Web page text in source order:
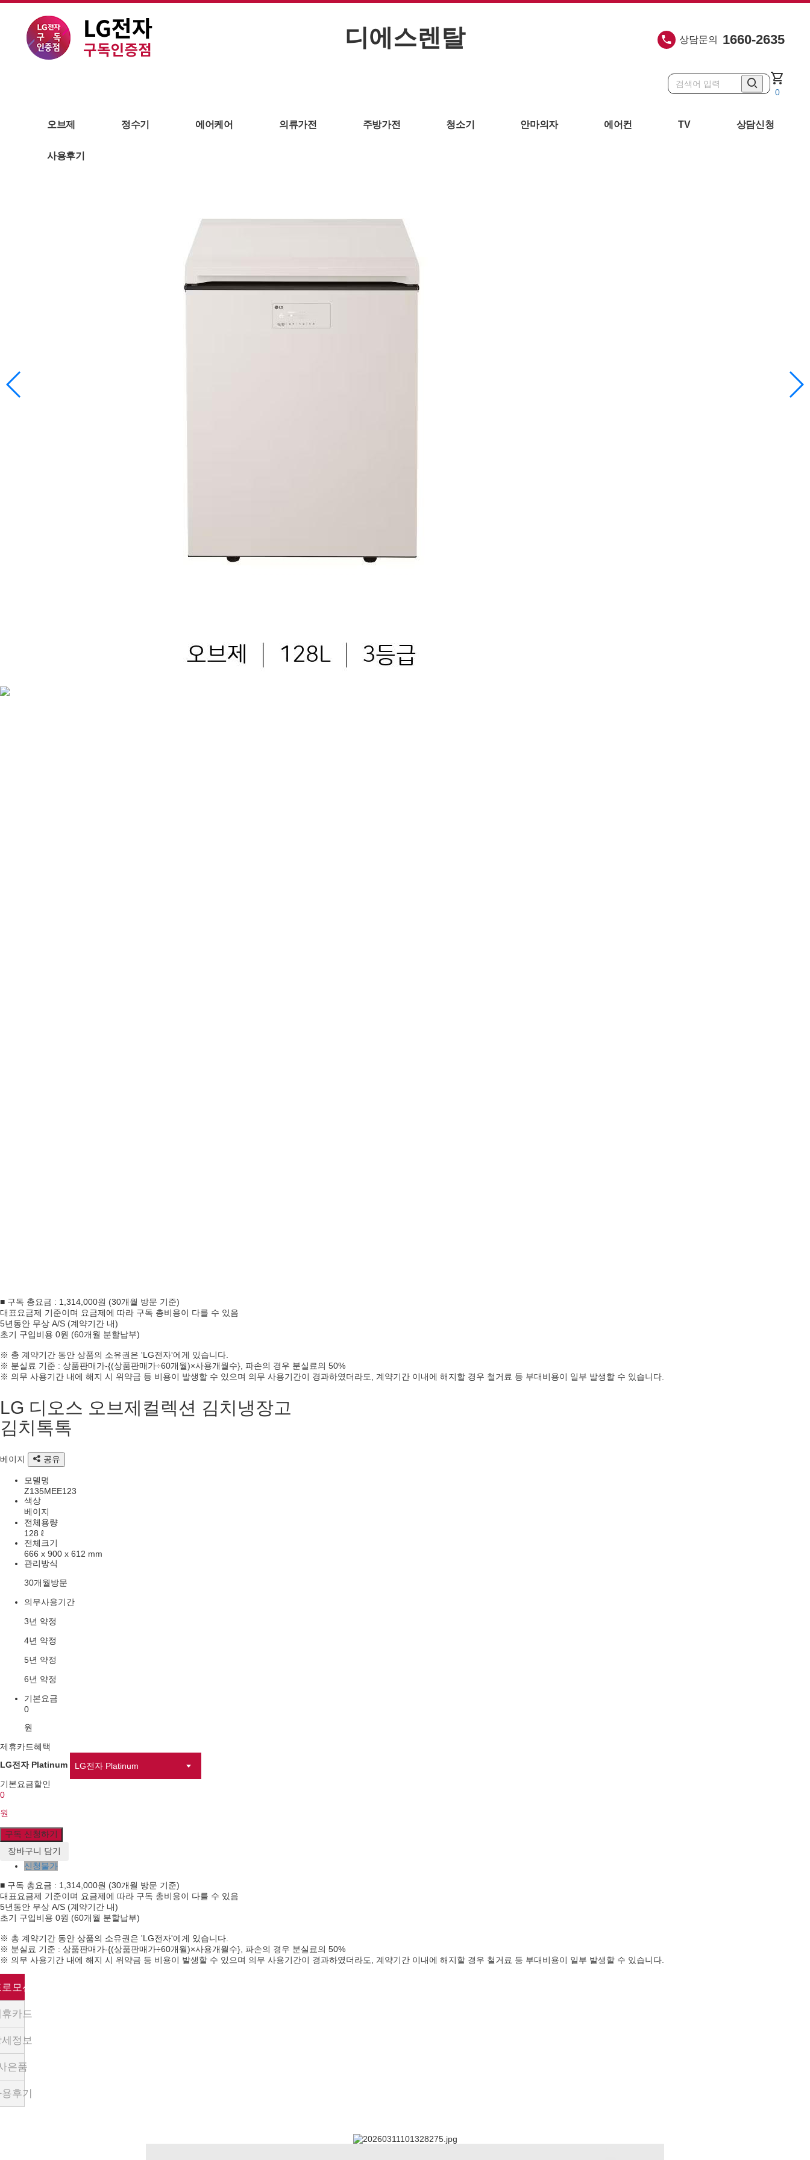
디에스렌탈 상담문의 1660-2635
shopping_cart
0
오브제 정수기 에어케어 의류가전 주방가전 청소기 안마의자 에어컨 TV 상담신청
사용후기
오브제
김치냉장고
■ 구독 총요금 : 1,314,000원 (30개월 방문 기준)
대표요금제 기준이며 요금제에 따라 구독 총비용이 다를 수 있음
5년동안 무상 A/S (계약기간 내)
초기 구입비용 0원 (60개월 분할납부)
※ 총 계약기간 동안 상품의 소유권은 'LG전자'에게 있습니다.
※ 분실료 기준 : 상품판매가-{(상품판매가÷60개월)×사용개월수}, 파손의 경우 분실료의 50%
※ 의무 사용기간 내에 해지 시 위약금 등 비용이 발생할 수 있으며 의무 사용기간이 경과하였더라도, 계약기간 이내에 해지할 경우 철거료 등 부대비용이 일부 발생할 수 있습니다.
LG 디오스 오브제컬렉션 김치냉장고
김치톡톡
베이지 공유
모델명
Z135MEE123
색상
베이지
전체용량
128 ℓ
전체크기
666 x 900 x 612 mm
관리방식
30개월방문
의무사용기간
3년 약정
4년 약정
5년 약정
6년 약정
기본요금
0
원
제휴카드혜택
LG전자 Platinum
LG전자 Platinum
기본요금할인
0
원
구독 신청하기
장바구니 담기
신청불가
■ 구독 총요금 : 1,314,000원 (30개월 방문 기준)
대표요금제 기준이며 요금제에 따라 구독 총비용이 다를 수 있음
5년동안 무상 A/S (계약기간 내)
초기 구입비용 0원 (60개월 분할납부)
※ 총 계약기간 동안 상품의 소유권은 'LG전자'에게 있습니다.
※ 분실료 기준 : 상품판매가-{(상품판매가÷60개월)×사용개월수}, 파손의 경우 분실료의 50%
※ 의무 사용기간 내에 해지 시 위약금 등 비용이 발생할 수 있으며 의무 사용기간이 경과하였더라도, 계약기간 이내에 해지할 경우 철거료 등 부대비용이 일부 발생할 수 있습니다.
모션
카드
정보
은품
후기